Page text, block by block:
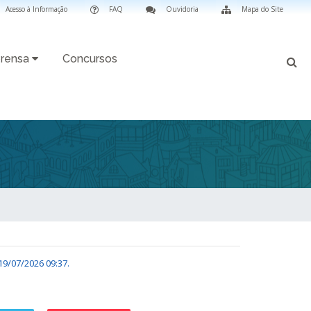
Mapa do Site
Ouvidoria
FAQ
Acesso à Informação
Concursos
07/2026 09:37.